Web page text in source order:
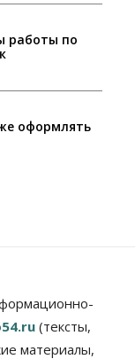
работы по
оформлять
на 40%
(тексты,
материалы,